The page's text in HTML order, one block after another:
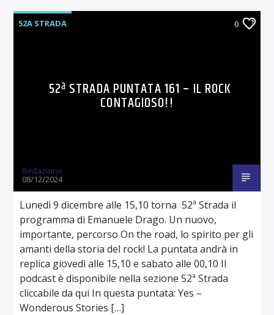
52A STRADA 0
52ª STRADA PUNTATA 161 – IL ROCK
CONTAGIOSO!!
Redazione
08/12/2024
Lunedì 9 dicembre alle 15,10 torna 52ª Strada il
programma di Emanuele Drago. Un nuovo,
importante, percorso On the road, lo spirito per gli
amanti della storia del rock! La puntata andrà in
replica giovedì alle 15,10 e sabato alle 00,10 Il
podcast è disponibile nella sezione 52ª Strada
cliccabile da qui In questa puntata: Yes –
Wonderous Stories […]